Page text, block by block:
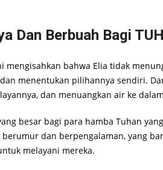
Dan Berbuah Bagi
mengisahkan bahwa Elia tidak
menentukan pilihannya sendiri.
dan menuangkan air ke
besar bagi para hamba Tuhan
dan berpengalaman, yang
melayani mereka.